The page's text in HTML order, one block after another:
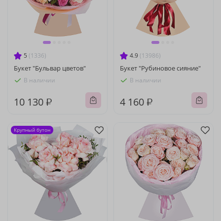
5 (1336)
Букет "Бульвар цветов"
В наличии
10 130 ₽
4.9 (13986)
Букет "Рубиновое сияние"
В наличии
4 160 ₽
Крупный бутон